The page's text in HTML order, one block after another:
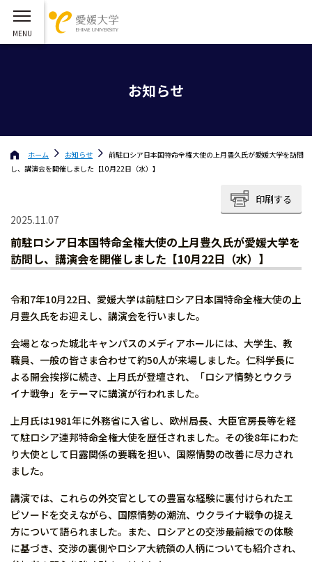
お知らせ
ホーム お知らせ
前駐ロシア日本国特命全権大使の上月豊久氏が愛媛大学を訪問
し、講演会を開催しました【10月22日（水）】
印刷する
2025.11.07
前駐ロシア日本国特命全権大使の上月豊久氏が愛媛大学を
訪問し、講演会を開催しました【10月22日（水）】
令和7年10月22日、愛媛大学は前駐ロシア日本国特命全権大使の上
月豊久氏をお迎えし、講演会を行いました。
会場となった城北キャンパスのメディアホールには、大学生、教
職員、一般の皆さま合わせて約50人が来場しました。仁科学長に
よる開会挨拶に続き、上月氏が登壇され、「ロシア情勢とウクラ
イナ戦争」をテーマに講演が行われました。
上月氏は1981年に外務省に入省し、欧州局長、大臣官房長等を経
て駐ロシア連邦特命全権大使を歴任されました。その後8年にわた
り大使として日露関係の要職を担い、国際情勢の改善に尽力され
ました。
講演では、これらの外交官としての豊富な経験に裏付けられたエ
ピソードを交えながら、国際情勢の潮流、ウクライナ戦争の捉え
方について語られました。また、ロシアとの交渉最前線での体験
に基づき、交渉の裏側やロシア大統領の人柄についても紹介され、